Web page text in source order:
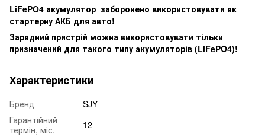
LiFePO4 акумулятор заборонено використовувати як
стартерну АКБ для авто!
Зарядний пристрій можна використовувати тільки
призначений для такого типу акумуляторів (LiFePO4)!
Характеристики
Бренд
SJY
Гарантійний
термін, міс.
12